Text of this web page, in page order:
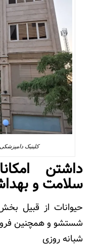
کلینیک
داشتن
سلامت و
حیوانات از قبیل
شستشو و همچنین
شبانه روزی